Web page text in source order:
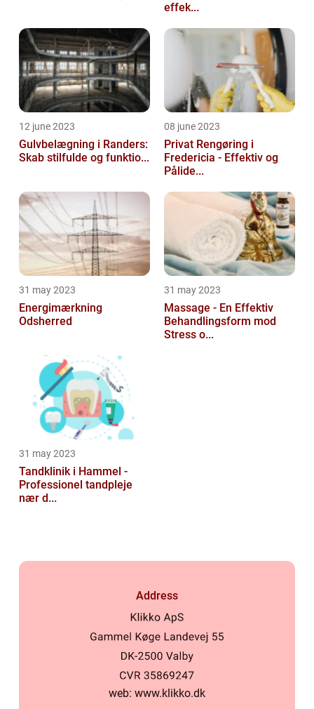
effek...
12 june 2023
Gulvbelægning i Randers:
Skab stilfulde og funktio...
08 june 2023
Privat Rengøring i
Fredericia - Effektiv og
Pålide...
31 may 2023
Energimærkning
Odsherred
31 may 2023
Massage - En Effektiv
Behandlingsform mod
Stress o...
31 may 2023
Tandklinik i Hammel -
Professionel tandpleje
nær d...
Address
web: www.klikko.dk